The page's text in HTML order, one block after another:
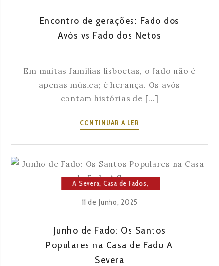
Encontro de gerações: Fado dos
Avós vs Fado dos Netos
Em muitas famílias lisboetas, o fado não é
apenas música; é herança. Os avós
contam histórias de [...]
CONTINUAR A LER
GERAÇÕES:
DOS
AVÓS
VS
NETOS
A Severa,Casa de Fados,
11 de Junho, 2025
Junho de Fado: Os Santos
Populares na Casa de Fado A
Severa